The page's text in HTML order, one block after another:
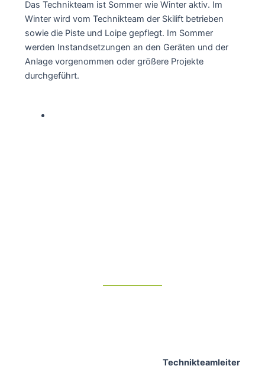
Das Technikteam ist Sommer wie Winter aktiv. Im
Winter wird vom Technikteam der Skilift betrieben
sowie die Piste und Loipe gepflegt. Im Sommer
werden Instandsetzungen an den Geräten und der
Anlage vorgenommen oder größere Projekte
durchgeführt.
Technikteamleiter